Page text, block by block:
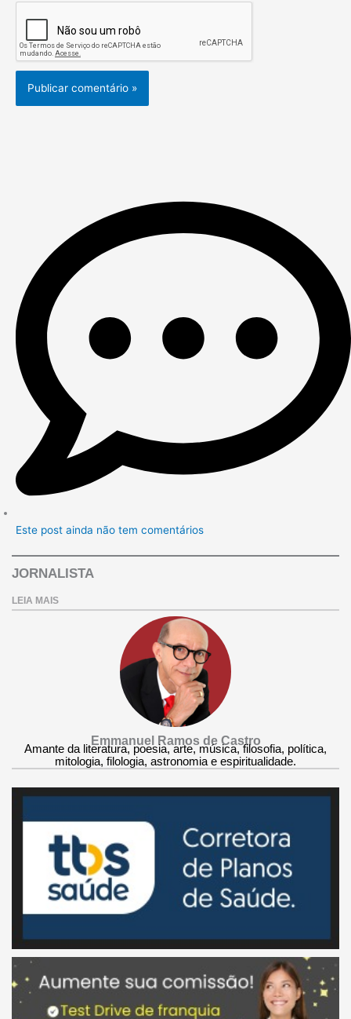
Este post ainda não tem comentários
JORNALISTA
LEIA MAIS
Emmanuel Ramos de Castro
Amante da literatura, poesia, arte, música, filosofia, política,
mitologia, filologia, astronomia e espiritualidade.